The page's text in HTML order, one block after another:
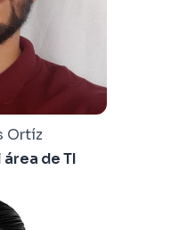
Ortíz
de TI